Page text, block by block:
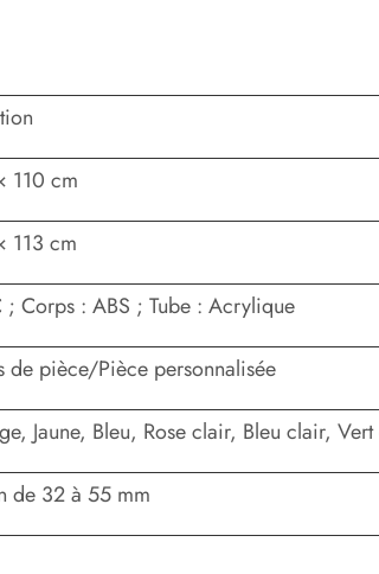
110 cm
113 cm
; Corps : ABS ; Tube : Acrylique
de pièce/Pièce personnalisée
Jaune, Bleu, Rose clair, Bleu clair,
de 32 à 55 mm